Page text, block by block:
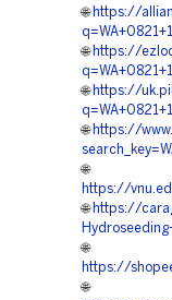
🌐 https://
🌐 https://
🌐 https://
🌐 https://
🌐
https://
🌐 https://
🌐
https://
🌐